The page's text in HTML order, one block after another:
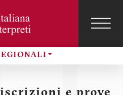
profilo
utente